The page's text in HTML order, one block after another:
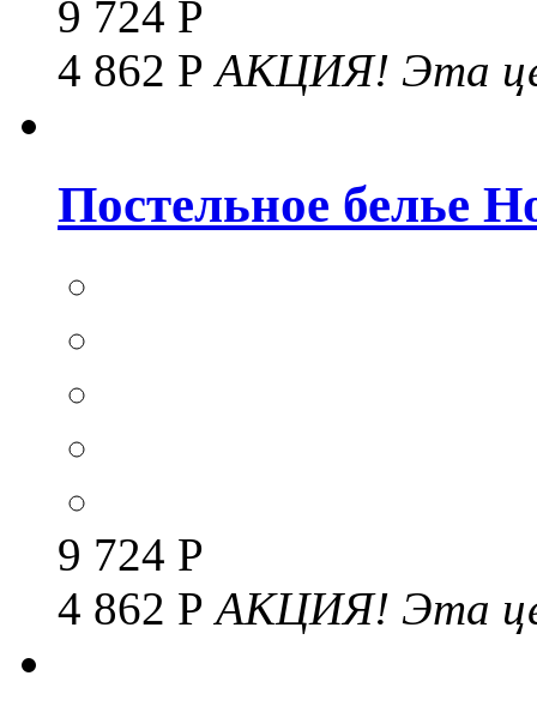
9 724 Р
4 862 РАКЦИЯ! Эта
Постельное белье
9 724 Р
4 862 РАКЦИЯ! Эта